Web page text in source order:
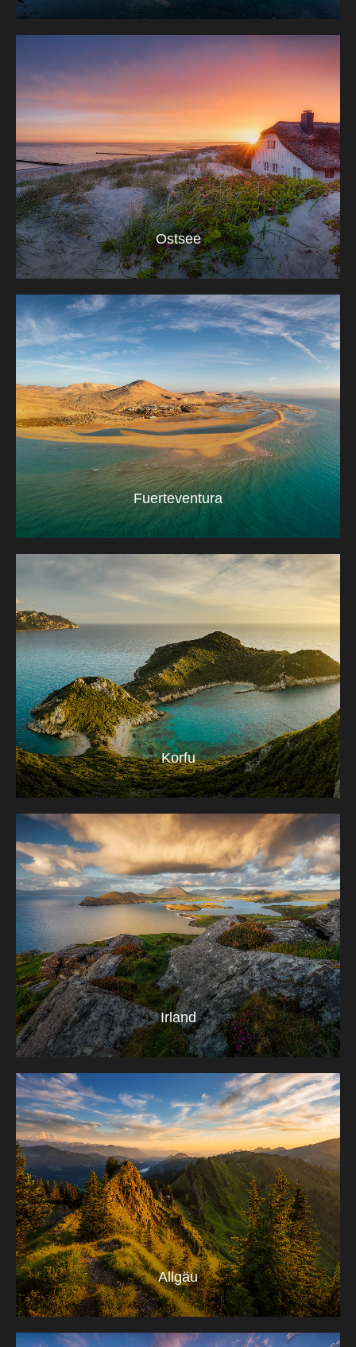
Ostsee
Fuerteventura
Korfu
Irland
Allgäu